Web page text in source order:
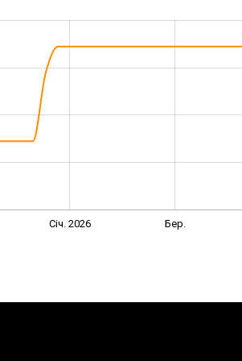
Січ. 2026 Бер.